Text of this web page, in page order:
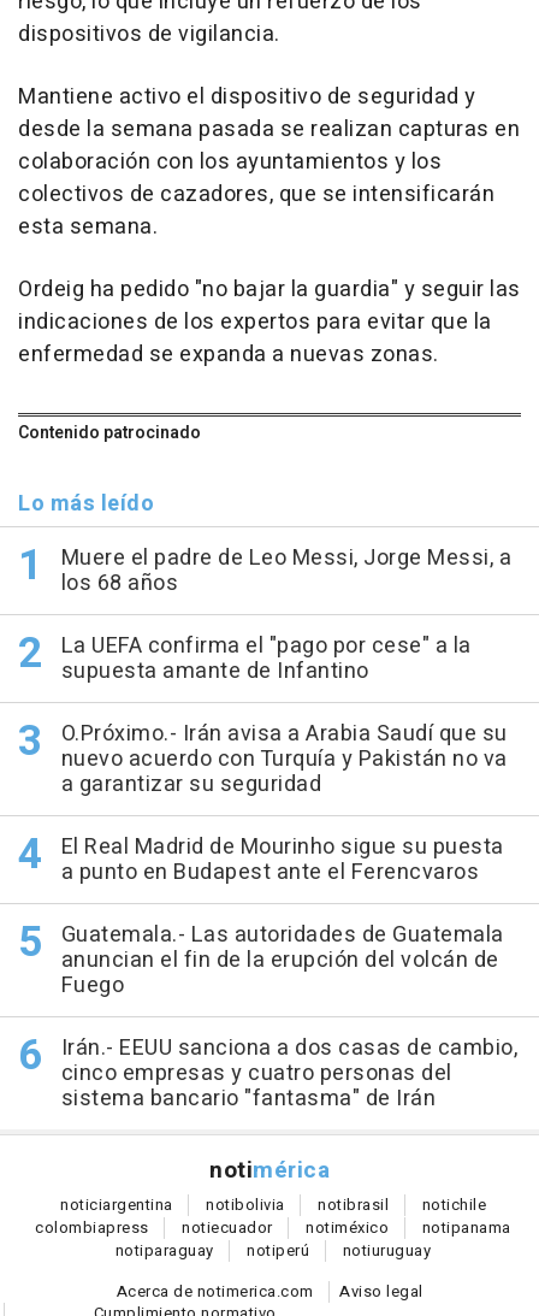
dispositivos de vigilancia.
Mantiene activo el dispositivo de seguridad y
desde la semana pasada se realizan capturas en
colaboración con los ayuntamientos y los
colectivos de cazadores, que se intensificarán
esta semana.
Ordeig ha pedido "no bajar la guardia" y seguir las
indicaciones de los expertos para evitar que la
enfermedad se expanda a nuevas zonas.
Contenido patrocinado
Lo más leído
Muere el padre de Leo Messi, Jorge Messi, a
los 68 años
La UEFA confirma el "pago por cese" a la
supuesta amante de Infantino
O.Próximo.- Irán avisa a Arabia Saudí que su
nuevo acuerdo con Turquía y Pakistán no va
a garantizar su seguridad
El Real Madrid de Mourinho sigue su puesta
a punto en Budapest ante el Ferencvaros
Guatemala.- Las autoridades de Guatemala
anuncian el fin de la erupción del volcán de
Fuego
Irán.- EEUU sanciona a dos casas de cambio,
cinco empresas y cuatro personas del
sistema bancario "fantasma" de Irán
notimérica
noticiargentina notibolivia notibrasil notichile
colombiapress notiecuador notiméxico notipanama
notiparaguay notiperú notiuruguay
Acerca de notimerica.com
Aviso legal